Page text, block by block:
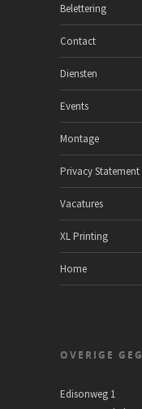
Belettering
Contact
Diensten
Events
Montage
Privacy Statement
Vacatures
XL Printing
Home
OVERIGE
Edisonweg 1